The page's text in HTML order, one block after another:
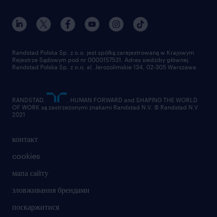
pracę w firmie o ugruntowanej pozycji na
rynku
wdrożenie stanowiskowe oraz szkolenia w
zakresie potrzebnym do realizacji
szkolenia i kursy – finansowane lub
dofinansowane
контакт
cookies
мапа сайту
зловживання брендами
поскаржитися
Randstad Polska Sp. z o.o. jest spółką zarejestrowaną w Krajowym
Rejestrze Sądowym pod nr 0000157531. Adres siedziby głównej
Randstad Polska Sp. z o.o. al. Jerozolimskie 134, 02-305 Warszawa.
RANDSTAD,
, HUMAN FORWARD and SHAPING THE WORLD
OF WORK są zastrzeżonymi znakami Randstad N.V. © Randstad N.V
2021